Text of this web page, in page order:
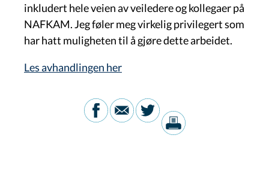
inkludert hele veien av veiledere og kollegaer på
NAFKAM. Jeg føler meg virkelig privilegert som
har hatt muligheten til å gjøre dette arbeidet.
Les avhandlingen her